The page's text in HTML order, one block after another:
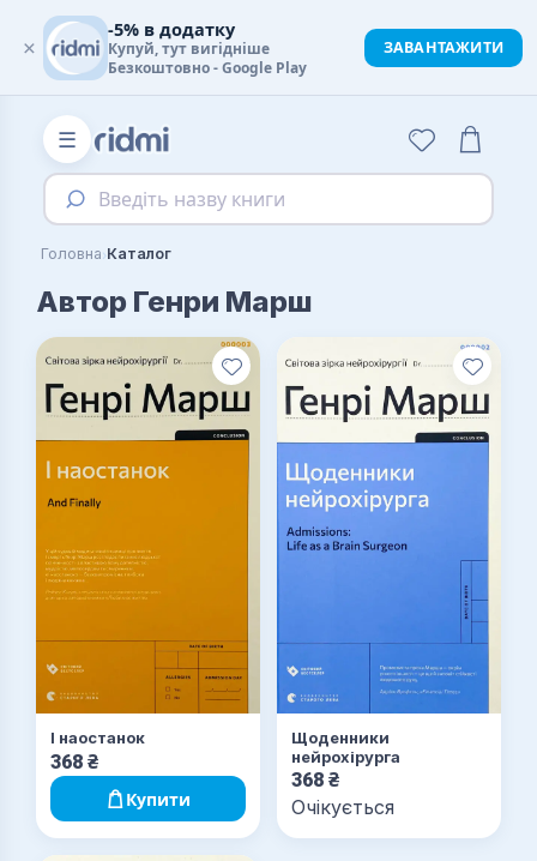
☰
Введіть назву книги
Головна›Каталог
Автор Генри Марш
І наостанок
368 ₴
Купити
Щоденники
нейрохірурга
368 ₴
Очікується
×
-5% в додатку
Купуй, тут вигідніше
Безкоштовно - Google Play
ЗАВАНТАЖИТИ